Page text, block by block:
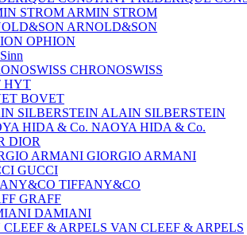
ARMIN STROM
ARNOLD&SON
OPHION
Sinn
CHRONOSWISS
HYT
BOVET
ALAIN SILBERSTEIN
NAOYA HIDA & Co.
DIOR
GIORGIO ARMANI
GUCCI
TIFFANY&CO
GRAFF
DAMIANI
VAN CLEEF & ARPELS